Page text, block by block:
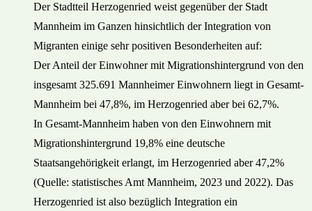
Der Stadtteil Herzogenried weist gegenüber der Stadt
Mannheim im Ganzen hinsichtlich der Integration von
Migranten einige sehr positiven Besonderheiten auf:
Der Anteil der Einwohner mit Migra­tionshintergrund von den
insgesamt 325.691 Mannheimer Einwohnern liegt in Gesamt-
Mannheim bei 47,8%, im Herzogenried aber bei 62,7%.
In Gesamt-Mannheim haben von den Einwohnern mit
Migrationshintergrund 19,8% eine deutsche
Staatsangehörigkeit erlangt, im Herzogenried aber 47,2%
(Quelle: statistisches Amt Mannheim, 2023 und 2022). Das
Herzogenried ist also bezüglich Integration ein